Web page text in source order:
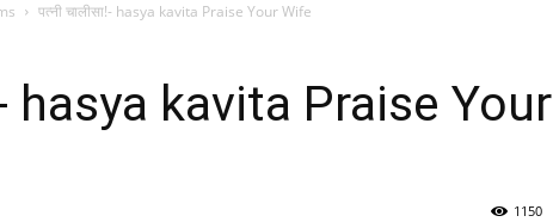
पत्नी चालीसा!- hasya kavita Praise Your Wife
hasya kavita Praise Your
1150